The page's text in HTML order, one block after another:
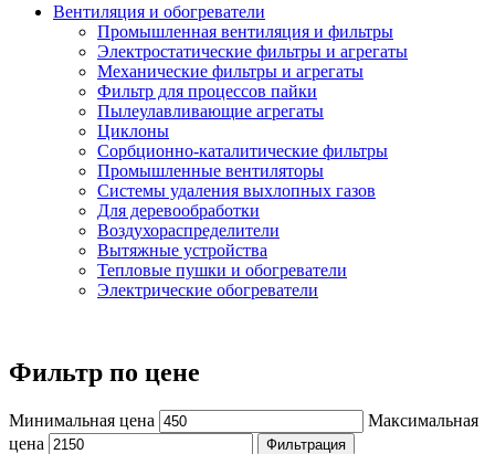
Вентиляция и обогреватели
Промышленная вентиляция и фильтры
Электростатические фильтры и агрегаты
Механические фильтры и агрегаты
Фильтр для процессов пайки
Пылеулавливающие агрегаты
Циклоны
Сорбционно-каталитические фильтры
Промышленные вентиляторы
Системы удаления выхлопных газов
Для деревообработки
Воздухораспределители
Вытяжные устройства
Тепловые пушки и обогреватели
Электрические обогреватели
Фильтр по цене
Минимальная цена
Максимальная
цена
Фильтрация